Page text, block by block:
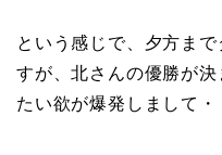
という感じで、夕方ま
すが、北さんの優勝が
たい欲が爆発しまして・